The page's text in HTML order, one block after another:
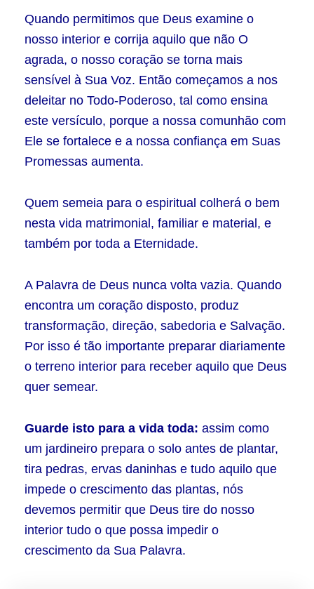
Quando permitimos que Deus examine o
nosso interior e corrija aquilo que não O
agrada, o nosso coração se torna mais
sensível à Sua Voz. Então começamos a nos
deleitar no Todo-Poderoso, tal como ensina
este versículo, porque a nossa comunhão com
Ele se fortalece e a nossa confiança em Suas
Promessas aumenta.
Quem semeia para o espiritual colherá o bem
nesta vida matrimonial, familiar e material, e
também por toda a Eternidade.
A Palavra de Deus nunca volta vazia. Quando
encontra um coração disposto, produz
transformação, direção, sabedoria e Salvação.
Por isso é tão importante preparar diariamente
o terreno interior para receber aquilo que Deus
quer semear.
Guarde isto para a vida toda: assim como
um jardineiro prepara o solo antes de plantar,
tira pedras, ervas daninhas e tudo aquilo que
impede o crescimento das plantas, nós
devemos permitir que Deus tire do nosso
interior tudo o que possa impedir o
crescimento da Sua Palavra.